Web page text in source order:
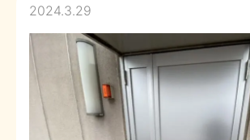
2024.3.29